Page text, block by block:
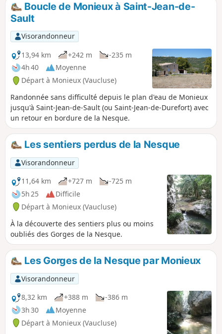
Boucle de Monieux à Saint-Jean-de-
Sault
Visorandonneur
13,94 km
+242 m
-235 m
4h 40
Moyenne
Départ à Monieux (Vaucluse)
Randonnée sans difficulté depuis le plan d'eau de Monieux
jusqu'à Saint-Jean-de-Sault (ou Saint-Jean-de-Durefort) avec
un retour en bordure de la Nesque.
Les sentiers perdus de la Nesque
Visorandonneur
11,64 km
+727 m
-725 m
5h 25
Difficile
Départ à Monieux (Vaucluse)
À la découverte des sentiers plus ou moins
oubliés des Gorges de la Nesque.
Les Gorges de la Nesque par Monieux
Visorandonneur
8,32 km
+388 m
-386 m
3h 30
Moyenne
Départ à Monieux (Vaucluse)